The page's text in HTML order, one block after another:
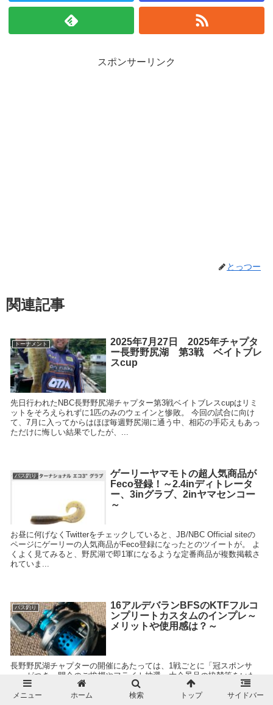
スポンサーリンク
とっつー
関連記事
トーナメント
2025年7月27日 2025年チャプタ
ー長野野尻湖 第3戦 ベイトブレ
スcup
先日行われたNBC長野野尻湖チャプター第3戦ベイトブレスcupはリミ
ットをそろえられずに1匹のみのウェインと惨敗。 今回の試合に向け
て、7月に入ってからはほぼ毎週野尻湖に通う中、相応の手応えもあっ
ただけに悔しい結果でしたが、...
バス釣り
ゲーリーヤマモトの超人気商品が
Feco登録！～2.4inディトレータ
ー、3inグラブ、2inヤマセンコー
～
お昼に何げなくTwitterをチェックしていると、JB/NBC Official siteの
ページにゲーリーの人気商品がFeco登録になったとのツイートが。 よ
くよく見てみると、野尻湖で即1軍になるような定番商品が複数掲載さ
れていま...
バス釣り
16アルデバランBFSのKTFフルコ
ンプリートカスタムのインプレ～
メリットや使用感は？～
長野野尻湖チャプターの開催にあたっては、1戦ごとに「冠スポンサ
ー」がつき、開会のご挨拶やフライト抽選、大会景品の協賛等をいた
だきます！ ご存知のように、先日のチャプターでは、「キャリル
KTF」様が冠を務めていただき、大会景品を協賛し...
メニュー ホーム 検索 トップ サイドバー